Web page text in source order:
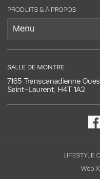
PRODUITS & À PROPOS
SALLE DE MONTRE
7165 Transcanadienne
Saint-Laurent, H4T 1A2
LIFESTYLE
Web X